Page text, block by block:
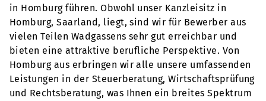
in Homburg führen. Obwohl unser Kanzleisitz in
Homburg, Saarland, liegt, sind wir für Bewerber aus
vielen Teilen Wadgassens sehr gut erreichbar und
bieten eine attraktive berufliche Perspektive. Von
Homburg aus erbringen wir alle unsere umfassenden
Leistungen in der Steuerberatung, Wirtschaftsprüfung
und Rechtsberatung, was Ihnen ein breites Spektrum